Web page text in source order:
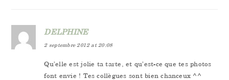
DELPHINE
2 septembre 2012 at 20:08
Qu’elle est jolie ta tarte, et qu’est-ce que tes photos
font envie ! Tes collègues sont bien chanceux ^^